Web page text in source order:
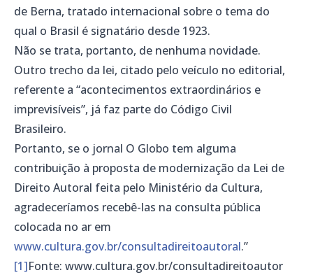
de Berna, tratado internacional sobre o tema do
qual o Brasil é signatário desde 1923.
Não se trata, portanto, de nenhuma novidade.
Outro trecho da lei, citado pelo veículo no editorial,
referente a “acontecimentos extraordinários e
imprevisíveis”, já faz parte do Código Civil
Brasileiro.
Portanto, se o jornal O Globo tem alguma
contribuição à proposta de modernização da Lei de
Direito Autoral feita pelo Ministério da Cultura,
agradeceríamos recebê-las na consulta pública
colocada no ar em
www.cultura.gov.br/consultadireitoautoral.”
[1]Fonte: www.cultura.gov.br/consultadireitoautor